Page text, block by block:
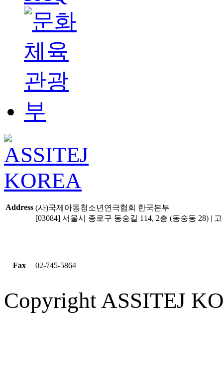
Address (사)국제아동청소년연극협회 한국본부
[03084] 서울시 종로구 동숭길 114, 2층 (동숭동 28) |
Fax 02-745-5864
Copyright ASSITEJ